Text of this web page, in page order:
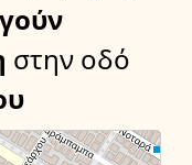
στην οδό